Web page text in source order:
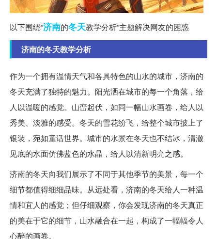
以下围绕“济南的冬天教学分析”主题解决网友的困惑
济南的冬天教学分析
作为一个拥有温情天气和各具特色的山水的城市，济南的
冬天充满了独特的魅力。阳光洒在城市的每一个角落，给
人以温暖的感觉。山峦起伏，如同一幅山水画卷，给人以
秀美、淡雅的感受。冬天的雪花纷飞，给整个城市披上了
银装，宛如童话世界。城市的水景在冬天也不结冰，清澈
见底的水面仿佛蓝色的水晶，给人以清新明亮之感。
济南的冬天向我们展示了不同于其他季节的美景，每一个
细节都值得细细品味。从远处看，济南的冬天给人一种温
情和宜人的感觉；但仔细观察，你会发现济南的冬天真正
的美在于它的细节，山水融合在一起，构成了一幅幅令人
心醉的画卷。